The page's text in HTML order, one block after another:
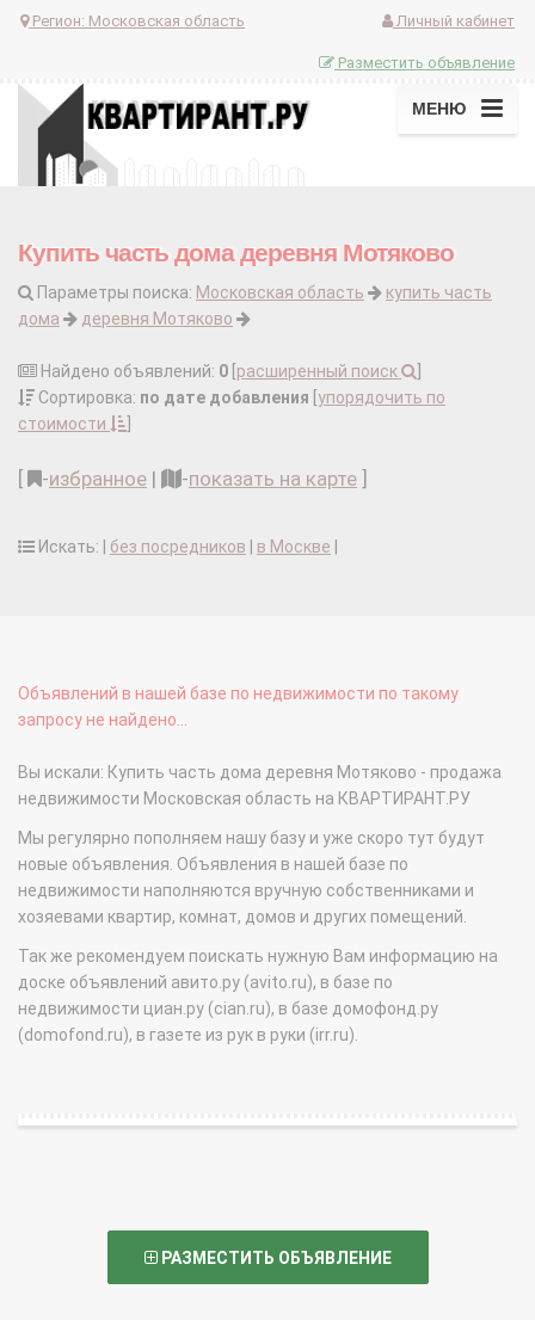
Регион: Московская область Личный кабинет
Разместить объявление
МЕНЮ
Купить часть дома деревня Мотяково
Параметры поиска: Московская область
купить часть
дома
деревня Мотяково
Найдено объявлений: 0 расширенный поиск
Сортировка: по дате добавления упорядочить по
стоимости
-избранное | -показать на карте
Искать: | без посредников в Москве
Объявлений в нашей базе по недвижимости по такому
запросу не найдено...
Вы искали: Купить часть дома деревня Мотяково - продажа
недвижимости Московская область на КВАРТИРАНТ.РУ
Мы регулярно пополняем нашу базу и уже скоро тут будут
новые объявления. Объявления в нашей базе по
недвижимости наполняются вручную собственниками и
хозяевами квартир, комнат, домов и других помещений.
Так же рекомендуем поискать нужную Вам информацию на
доске объявлений авито.ру (avito.ru), в базе по
недвижимости циан.ру (cian.ru), в базе домофонд.ру
(domofond.ru), в газете из рук в руки (irr.ru).
РАЗМЕСТИТЬ ОБЪЯВЛЕНИЕ